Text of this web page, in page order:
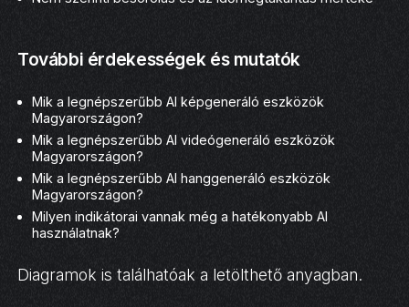
További érdekességek és mutatók
Mik a legnépszerűbb AI képgeneráló eszközök
Magyarországon?
Mik a legnépszerűbb AI videógeneráló eszközök
Magyarországon?
Mik a legnépszerűbb AI hanggeneráló eszközök
Magyarországon?
Milyen indikátorai vannak még a hatékonyabb AI
használatnak?
Diagramok is találhatóak a letölthető anyagban.